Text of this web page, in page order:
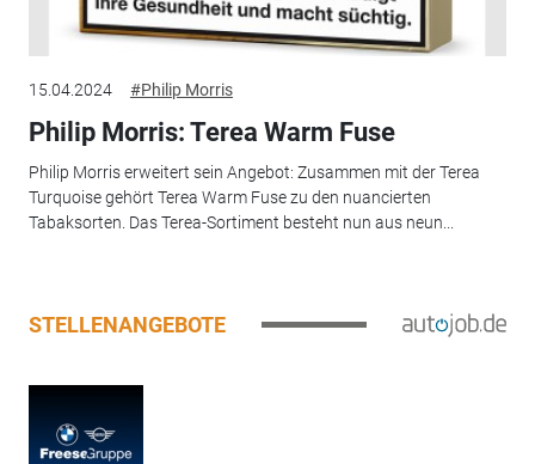
15.04.2024 #Philip Morris
Philip Morris: Terea Warm Fuse
Philip Morris erweitert sein Angebot: Zusammen mit der Terea
Turquoise gehört Terea Warm Fuse zu den nuancierten
Tabaksorten. Das Terea-Sortiment besteht nun aus neun...
STELLENANGEBOTE